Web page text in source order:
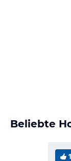
Beliebte